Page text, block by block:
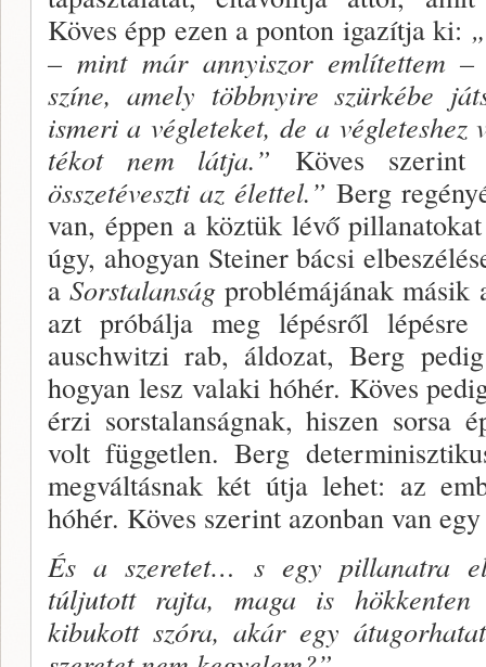
Köves épp ezen a ponton iga­zítja ki:
– mint már annyiszor említettem
színe, amely többnyire szürkébe
ismeri a végleteket, de a
tékot nem látja.” Köves
összetéveszti az élettel.” Berg
van, éppen a köztük lévő
úgy, ahogyan Steiner bácsi
aSorstalanság problémájának másik
azt próbálja meg lé­pésről
auschwitzi rab, áldozat, Berg
hogyan lesz va­laki hóhér. Köves
érzi sorstalanságnak, hi­szen sorsa
volt független. Berg
megvál­tásnak két útja lehet: az
hóhér. Köves szerint azonban van
És a szeretet… s egy pillanatra
túljutott raj­ta, maga is hökkenten
kibukott szóra, akár egy